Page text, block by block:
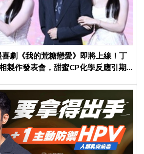
喜劇《我的荒糖戀愛》即將上線！丁
製作發表會，甜蜜CP化學反應引期